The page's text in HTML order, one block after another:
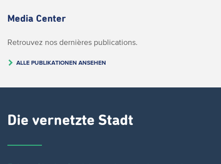
Media Center
Retrouvez nos dernières publications.
ALLE PUBLIKATIONEN ANSEHEN
Die vernetzte Stadt